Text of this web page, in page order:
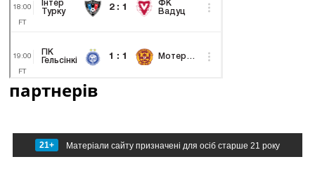
партнерів
21+ Матеріали сайту призначені для осіб старше 21 року